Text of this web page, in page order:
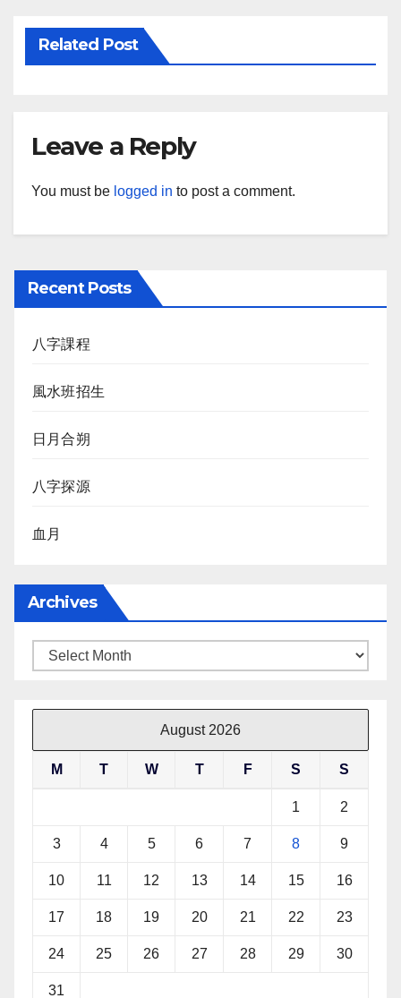
Related Post
Leave a Reply
You must be logged in to post a comment.
Recent Posts
八字課程
風水班招生
日月合朔
八字探源
血月
Archives
Archives
August 2026
M T W T F S S
1 2
3 4 5 6 7 8 9
10 11 12 13 14 15 16
17 18 19 20 21 22 23
24 25 26 27 28 29 30
31